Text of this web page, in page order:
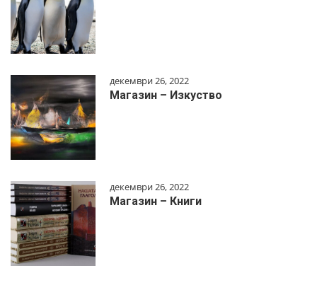
декември 26, 2022
Магазин – Изкуство
декември 26, 2022
Магазин – Книги